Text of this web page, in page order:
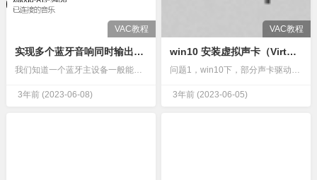
VAC教程
实现多个蓝牙音响同时输出电脑声音的方法
我们知道一个蓝牙主设备一般能够连接7个左右从设备，但只能连接一个不同类型的从设备（例如蓝牙耳机、蓝牙见键盘、蓝牙鼠标）使用。如何让电脑同时链接多个蓝牙音响同时发声？这个问题很多小伙伴或许都遇到过。我家…
3年前 (2023-06-08)
VAC教程
win10 安装虚拟声卡（Virtual Audio Cable）与设置。及蓝牙耳机音量调节问题
问题1，win10下，部分声卡驱动 去除了混音功能，导致软件无法在系统内部录音。win+Alt-+R 调出的系统录屏工具，无法录取软件输出的声音。这里需要安装 Virtual Audio Cable&…
3年前 (2023-06-05)